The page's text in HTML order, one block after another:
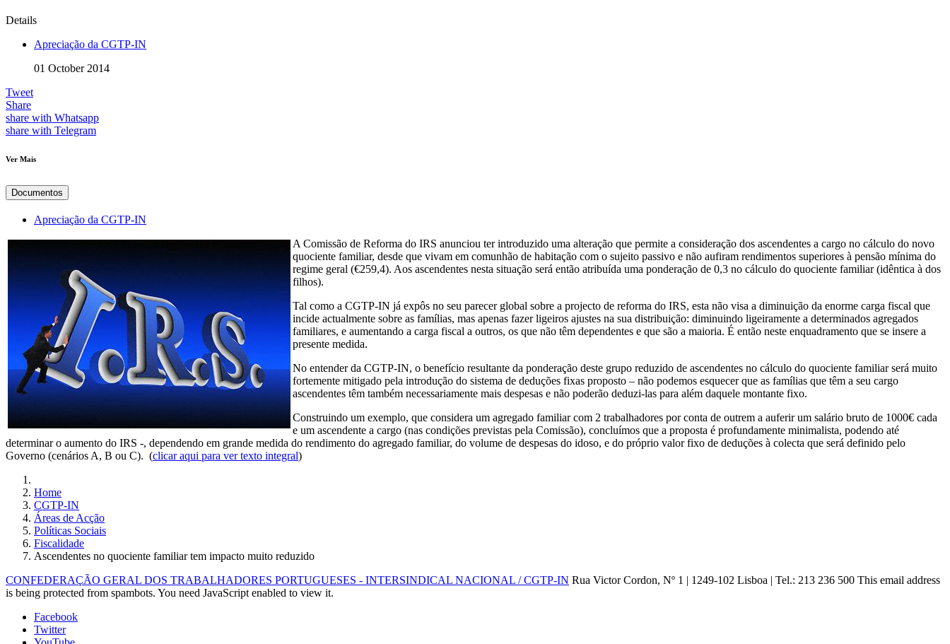
Details
Apreciação da CGTP-IN
01 October 2014
Tweet
Share
share with Whatsapp
share with Telegram
Ver Mais
Documentos
Apreciação da CGTP-IN
A Comissão de Reforma do IRS anunciou ter introduzido uma alteração que permite a consideração dos ascendentes a cargo no cálculo do novo
quociente familiar, desde que vivam em comunhão de habitação com o sujeito passivo e não aufiram rendimentos superiores à pensão mínima do
regime geral (€259,4). Aos ascendentes nesta situação será então atribuída uma ponderação de 0,3 no cálculo do quociente familiar (idêntica à dos
filhos).
Tal como a CGTP-IN já expôs no seu parecer global sobre a projecto de reforma do IRS, esta não visa a diminuição da enorme carga fiscal que
incide actualmente sobre as famílias, mas apenas fazer ligeiros ajustes na sua distribuição: diminuindo ligeiramente a determinados agregados
familiares, e aumentando a carga fiscal a outros, os que não têm dependentes e que são a maioria. É então neste enquadramento que se insere a
presente medida.
No entender da CGTP-IN, o benefício resultante da ponderação deste grupo reduzido de ascendentes no cálculo do quociente familiar será muito
fortemente mitigado pela introdução do sistema de deduções fixas proposto – não podemos esquecer que as famílias que têm a seu cargo
ascendentes têm também necessariamente mais despesas e não poderão deduzi-las para além daquele montante fixo.
Construindo um exemplo, que considera um agregado familiar com 2 trabalhadores por conta de outrem a auferir um salário bruto de 1000€ cada
e um ascendente a cargo (nas condições previstas pela Comissão), concluímos que a proposta é profundamente minimalista, podendo até
determinar o aumento do IRS -, dependendo em grande medida do rendimento do agregado familiar, do volume de despesas do idoso, e do próprio valor fixo de deduções à colecta que será definido pelo
Governo (cenários A, B ou C). (clicar aqui para ver texto integral)
Home
CGTP-IN
Áreas de Acção
Políticas Sociais
Fiscalidade
Ascendentes no quociente familiar tem impacto muito reduzido
CONFEDERAÇÃO GERAL DOS TRABALHADORES PORTUGUESES - INTERSINDICAL NACIONAL / CGTP-IN Rua Victor Cordon, Nº 1 | 1249-102 Lisboa | Tel.: 213 236 500 This email address
is being protected from spambots. You need JavaScript enabled to view it.
Facebook
Twitter